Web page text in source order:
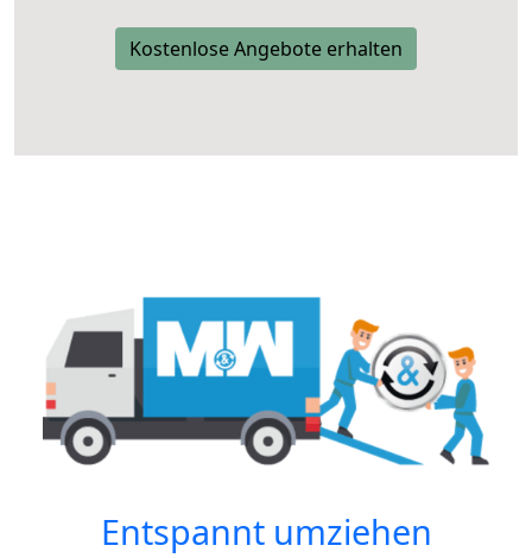
Kostenlose Angebote erhalten
Entspannt umziehen